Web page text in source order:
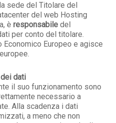
sede del Titolare del
del web Hosting
è responsabiledel
per conto del titolare.
Europeo e agisce
dati
il suo funzionamento sono
necessario a
Alla scadenza i dati
a meno che non